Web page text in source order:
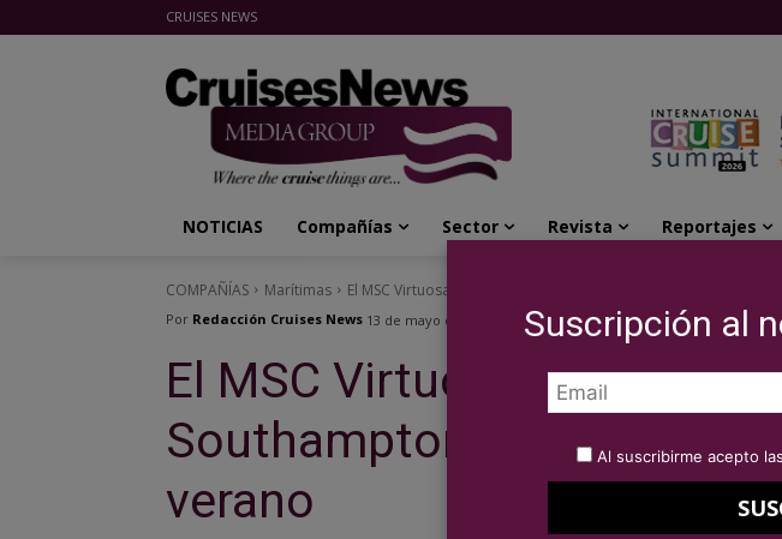
CRUISES NEWS
NOTICIAS Compañías Sector Revista Reportajes
COMPAÑÍAS Marítimas El MSC Virtuosa ya está en Southampton, su puerto base para el...
Por Redacción Cruises News 13 de mayo de 2021
El MSC Virtuosa ya está en
Southampton, su puerto
verano
Suscripción al
Al suscribirme acepto